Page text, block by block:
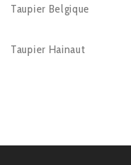
Taupier Belgique
Taupier Hainaut